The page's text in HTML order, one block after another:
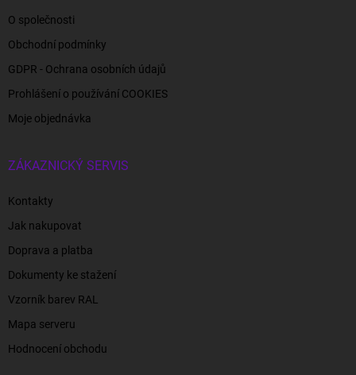
O společnosti
Obchodní podmínky
GDPR - Ochrana osobních údajů
Prohlášení o používání COOKIES
Moje objednávka
ZÁKAZNICKÝ SERVIS
Kontakty
Jak nakupovat
Doprava a platba
Dokumenty ke stažení
Vzorník barev RAL
Mapa serveru
Hodnocení obchodu